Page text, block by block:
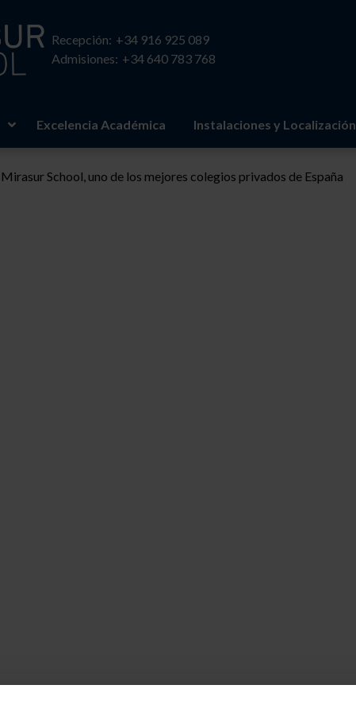
Recepción: +34 916 925 089
Admisiones: +34 640 783 768
Excelencia Académica Instalaciones y Localización
Mirasur School, uno de los mejores colegios privados de España